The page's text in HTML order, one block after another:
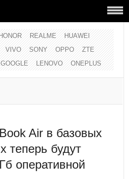
REALME
HUAWEI
VIVO SONY OPPO
ZTE
GOOGLE LENOVO ONEPLUS
Air в базовых
теперь будут
оперативной